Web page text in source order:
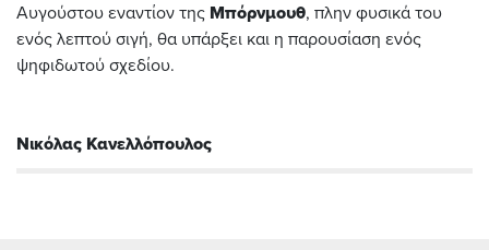
Αυγούστου εναντίον της Μπόρνμουθ, πλην φυσικά του
ενός λεπτού σιγή, θα υπάρξει και η παρουσίαση ενός
ψηφιδωτού σχεδίου.
Νικόλας Κανελλόπουλος